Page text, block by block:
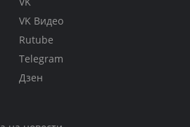
VK Видео
Rutube
Telegram
Дзен